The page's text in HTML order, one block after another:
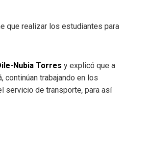
que realizar los estudiantes para
Nubia Torres y explicó que a
continúan trabajando en los
servicio de transporte, para así